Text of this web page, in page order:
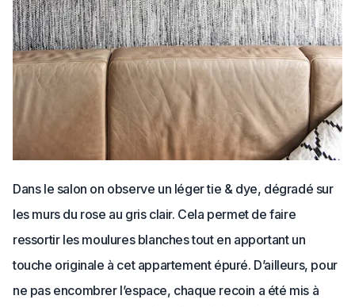
Dans le salon on observe un léger tie & dye, dégradé sur
les murs du rose au gris clair. Cela permet de faire
ressortir les moulures blanches tout en apportant un
touche originale à cet appartement épuré. D’ailleurs, pour
ne pas encombrer l’espace, chaque recoin a été mis à